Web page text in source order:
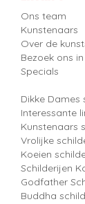
Ons team
Kunstenaars
Over de
Bezoek ons
Specials
Dikke Dames
Interessante
Kunstenaars
Vrolijke
Koeien
Schilderijen
Godfather
Buddha